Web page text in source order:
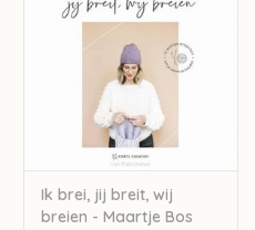
Ik brei, jij breit, wij
breien - Maartje Bos